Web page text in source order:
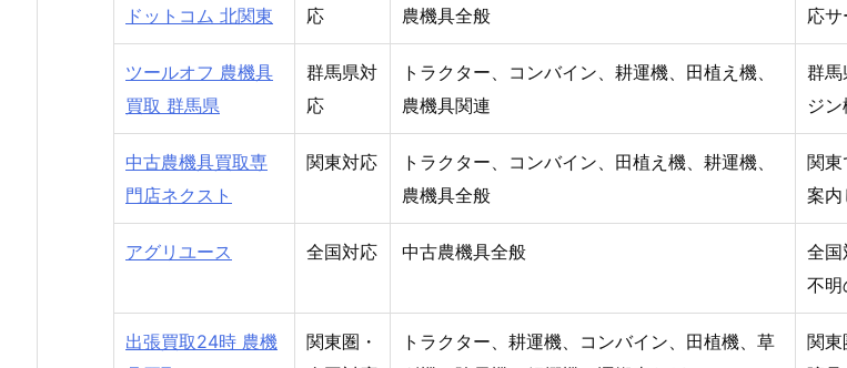
ドットコム 北関東
応
農機具全般
応サ
ツールオフ 農機具
買取 群馬県
群馬県対
応
トラクター、コンバイン、耕運機、田植え機、
農機具関連
群馬
ジ
中古農機具買取専
門店ネクスト
関東対応
トラクター、コンバイン、田植え機、耕運機、
農機具全般
関東
案内
アグリユース 全国対応 中古農機具全般
全国
不明
出張買取24時 農機
関東圏・
トラクター、耕運機、コンバイン、田植機、草
関東